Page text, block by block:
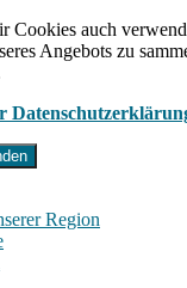
Cookies auch
Angebots zu
Region